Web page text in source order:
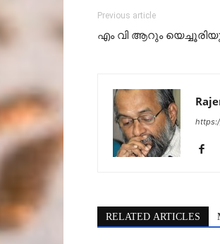
Previous article
എം വി ആറും
RELATED ARTICLES